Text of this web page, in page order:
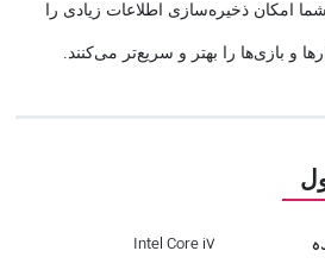
امکان ذخیره‌سازی اطلاعات زیادی را
و بازی‌ها را بهتر و سریع‌تر می‌کنند.
Intel Core i7